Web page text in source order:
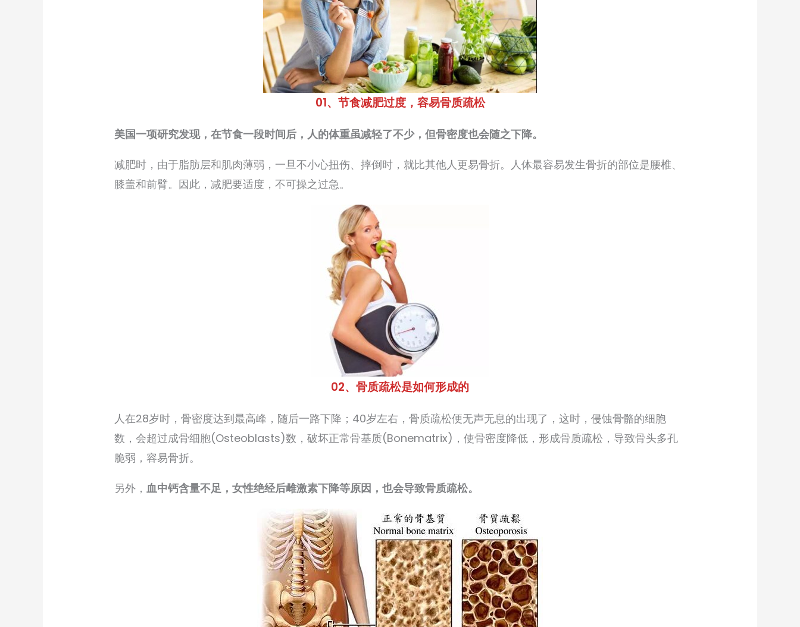
01、节食减肥过度，容易骨质疏松
美国一项研究发现，在节食一段时间后，人的体重虽减轻了不少，但骨密度也会随之下降。
减肥时，由于脂肪层和肌肉薄弱，一旦不小心扭伤、摔倒时，就比其他人更易骨折。人体最容易发生骨折的部位是腰椎、
膝盖和前臂。因此，减肥要适度，不可操之过急。
02、骨质疏松是如何形成的
人在28岁时，骨密度达到最高峰，随后一路下降；40岁左右，骨质疏松便无声无息的出现了，这时，侵蚀骨骼的细胞
数，会超过成骨细胞(Osteoblasts)数，破坏正常骨基质(Bonematrix)，使骨密度降低，形成骨质疏松，导致骨头多孔
脆弱，容易骨折。
另外，血中钙含量不足，女性绝经后雌激素下降等原因，也会导致骨质疏松。